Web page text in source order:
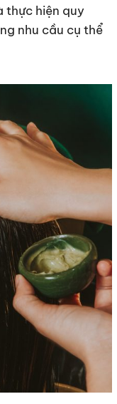
thực hiện quy
nhu cầu cụ thể